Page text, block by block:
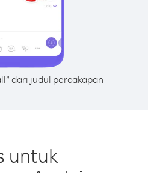
dari judul percakapan
untuk